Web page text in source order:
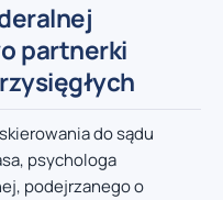
partnerki
do sądu
psychologa
podejrzanego o